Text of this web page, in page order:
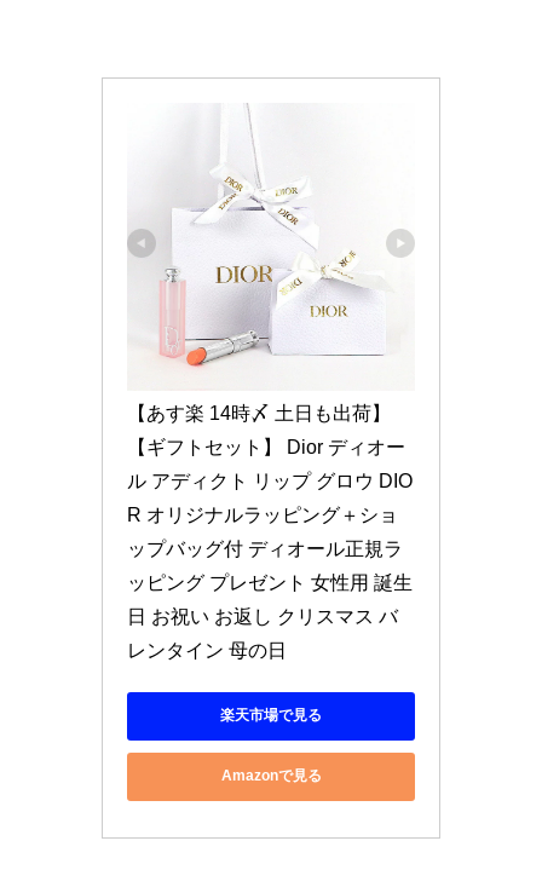
【あす楽 14時〆 土日も出荷】
【ギフトセット】 Dior ディオー
ル アディクト リップ グロウ DIO
R オリジナルラッピング＋ショ
ップバッグ付 ディオール正規ラ
ッピング プレゼント 女性用 誕生
日 お祝い お返し クリスマス バ
レンタイン 母の日
楽天市場で見る
Amazonで見る